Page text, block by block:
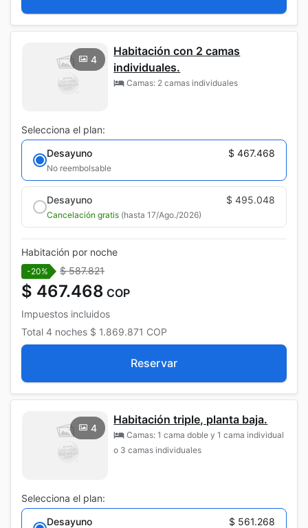
4
Habitación con 2 camas
individuales.
Camas: 2 camas individuales
Selecciona el plan:
Desayuno
$ 467.468
No reembolsable
Desayuno $ 495.048
Cancelación gratis (hasta 17/Ago./2026)
Habitación por noche
-20% $ 587.821
$ 467.468 COP
Impuestos incluidos
Total 4 noches $ 1.869.871 COP
Reservar
4
Habitación triple, planta baja.
Camas: 1 cama doble y 1 cama individual
o 3 camas individuales
Selecciona el plan:
Desayuno
$ 561.268